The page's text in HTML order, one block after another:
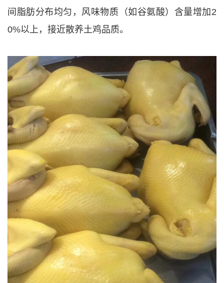
间脂肪分布均匀，风味物质（如谷氨酸）含量增加2
0%以上，接近散养土鸡品质。